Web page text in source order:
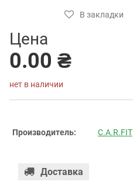
В закладки
Цена
0.00 ₴
нет в наличии
Производитель: C.A.R.FIT
Доставка